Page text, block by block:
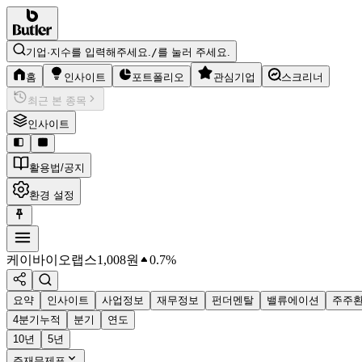
기업·지수를 입력해주세요./를 눌러 주세요.
홈 인사이트 포트폴리오 관심기업
스크리너
최근 본 종목
인사이트
활용법/공지
환경 설정
케이바이오랩스1,008원 0.7%
요약 인사이트 사업정보 재무정보 펀더멘탈 밸류에이션 주주
4분기누적
분기
연도
10년
5년